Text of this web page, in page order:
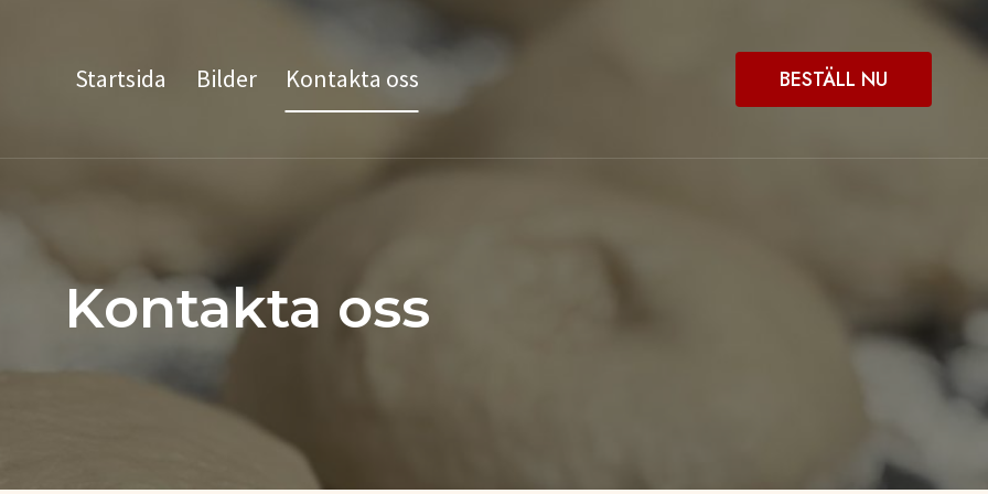
Startsida Bilder Kontakta oss BESTÄLL NU
Kontakta oss